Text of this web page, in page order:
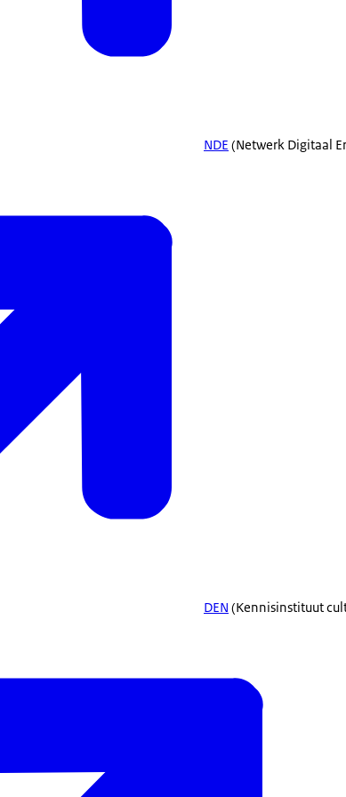
NDE (Netwerk Digitaal
DEN (Kennisinstituut